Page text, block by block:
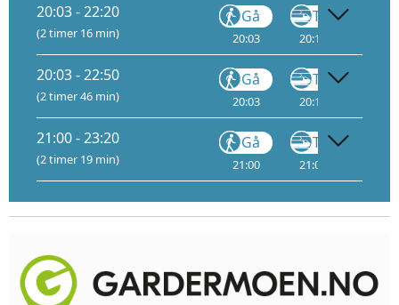
20:03 - 22:20
(2 timer 16 min)
Gå
20:03
Tog
20:11
20:03 - 22:50
(2 timer 46 min)
Gå
20:03
Tog
20:11
21:00 - 23:20
(2 timer 19 min)
Gå
21:00
Tog
21:08